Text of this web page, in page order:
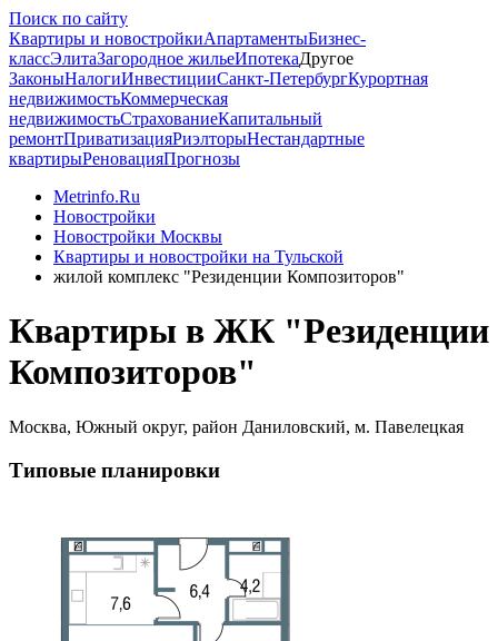
Поиск по сайту
Квартиры и новостройкиАпартаментыБизнес-
классЭлитаЗагородное жильеИпотекаДругое
ЗаконыНалогиИнвестицииСанкт-ПетербургКурортная
недвижимостьКоммерческая
недвижимостьСтрахованиеКапитальный
ремонтПриватизацияРиэлторыНестандартные
квартирыРеновацияПрогнозы
Metrinfo.Ru
Новостройки
Новостройки Москвы
Квартиры и новостройки на Тульской
жилой комплекс "Резиденции Композиторов"
Квартиры в ЖК "Резиденции
Композиторов"
Москва, Южный округ, район Даниловский, м. Павелецкая
Типовые планировки